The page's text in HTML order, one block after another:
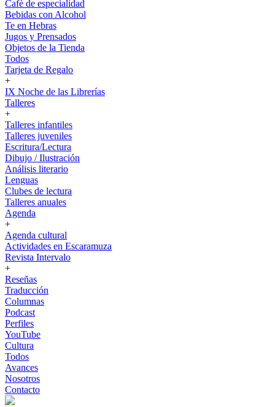
Café de especialidad
Bebidas con Alcohol
Te en Hebras
Jugos y Prensados
Objetos de la Tienda
Todos
Tarjeta de Regalo
+
IX Noche de las Librerías
Talleres
+
Talleres infantiles
Talleres juveniles
Escritura/Lectura
Dibujo / Ilustración
Análisis literario
Lenguas
Clubes de lectura
Talleres anuales
Agenda
+
Agenda cultural
Actividades en Escaramuza
Revista Intervalo
+
Reseñas
Traducción
Columnas
Podcast
Perfiles
YouTube
Cultura
Todos
Avances
Nosotros
Contacto